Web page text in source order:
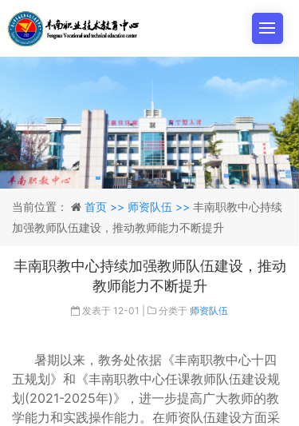
当前位置： 首页 >> 师资队伍 >> 丰南职教中心持续
加强教师队伍建设，推动教师能力不断提升
丰南职教中心持续加强教师队伍建设，推动
教师能力不断提升
发表于 12-01 分类于 师资队伍
暑期以来，教务处依据《丰南职教中心十四
五规划》和《丰南职教中心任课教师队伍建设规
划(2021-2025年)》，进一步提高广大教师的教
学能力和实践操作能力。在师资队伍建设方面采